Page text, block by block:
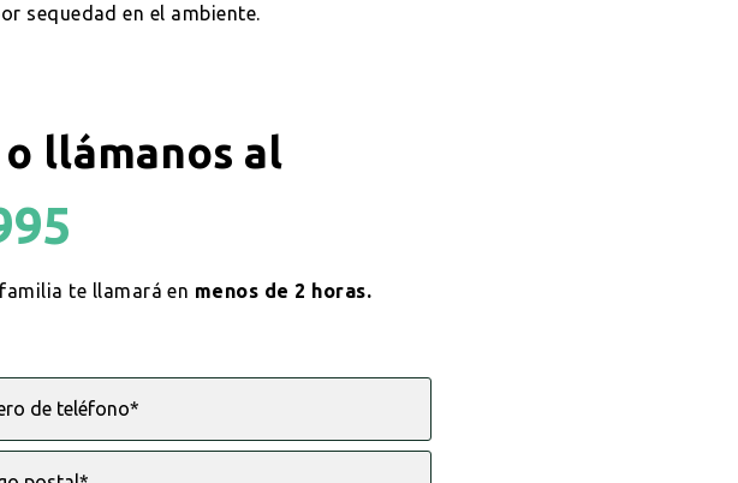
sequedad en el ambiente.
llámanos al
te llamará en menos de 2 horas.